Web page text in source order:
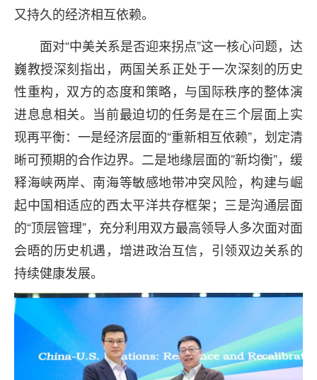
又持久的经济相互依赖。
面对“中美关系是否迎来拐点”这一核心问题，达
巍教授深刻指出，两国关系正处于一次深刻的历史
性重构，双方的态度和策略，与国际秩序的整体演
进息息相关。当前最迫切的任务是在三个层面上实
现再平衡：一是经济层面的“重新相互依赖”，划定清
晰可预期的合作边界。二是地缘层面的”新均衡”，缓
释海峡两岸、南海等敏感地带冲突风险，构建与崛
起中国相适应的西太平洋共存框架；三是沟通层面
的“顶层管理”，充分利用双方最高领导人多次面对面
会晤的历史机遇，增进政治互信，引领双边关系的
持续健康发展。